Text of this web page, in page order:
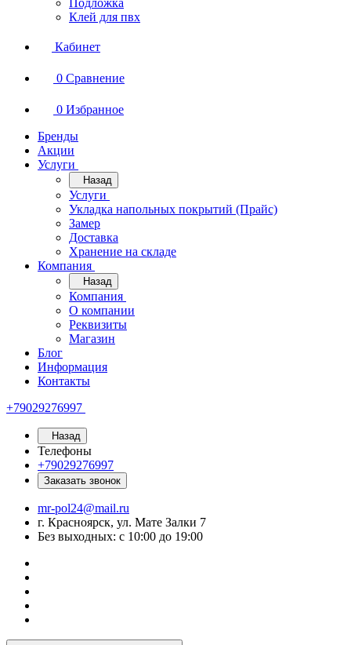
Подложка
Клей для пвх
Кабинет
0 Сравнение
0 Избранное
Бренды
Акции
Услуги
Назад
Услуги
Укладка напольных покрытий (Прайс)
Замер
Доставка
Хранение на складе
Компания
Назад
Компания
О компании
Реквизиты
Магазин
Блог
Информация
Контакты
+79029276997
Назад
Телефоны
+79029276997
Заказать звонок
mr-pol24@mail.ru
г. Красноярск, ул. Мате Залки 7
Без выходных: с 10:00 до 19:00